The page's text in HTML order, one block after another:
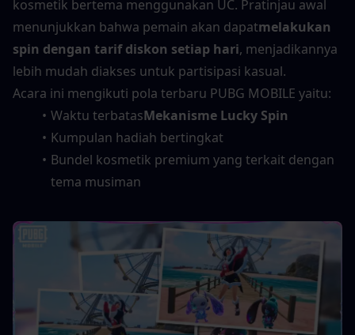
kosmetik bertema menggunakan UC. Pratinjau awal
menunjukkan bahwa pemain akan dapatmelakukan
spin dengan tarif diskon setiap hari, menjadikannya
lebih mudah diakses untuk partisipasi kasual.
Acara ini mengikuti pola terbaru PUBG MOBILE yaitu:
Waktu terbatasMekanisme Lucky Spin
Kumpulan hadiah bertingkat
Bundel kosmetik premium yang terkait dengan
tema musiman